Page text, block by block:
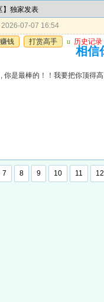
】独家发表
2026-07-07 16:54
钱
打赏高手 u 历史记录
相信
你是最棒的！！我要把你顶得
7 8 9 10 11 12